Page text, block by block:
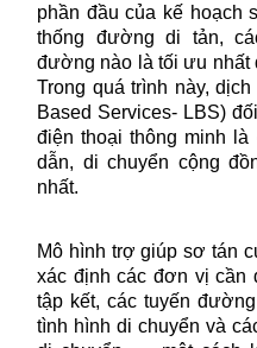
phần đầu của kế hoạch
thống đường di tản,
đường nào là tối ưu nhất
Trong quá trình này,
Based Services- LBS)
điện thoại thông minh
dẫn, di chuyển cộng
nhất.
Mô hình trợ giúp sơ tán
xác định các đơn vị cần
tập kết, các tuyến
tình hình di chuyển và